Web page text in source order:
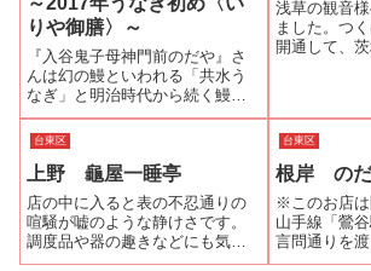
1350円の「う...
うな丼、鳥
りや御膳〉～
『入谷鬼子母神門前のだや』さ
んは幻の鰻といわれる「共水う
なぎ」と明治時代から続く鰻の
名産地・三河一色の「兼光淡水
魚」の活鰻を使用している。そ
の『入谷鬼子母神門前のだや』
さんが使用している2大ブランド
の鰻が味わえる復刻新商品〈い
りや御膳〉が新...
浅草の観音
ました。つ
開通して、
地下鉄の浅
いて浅草国
ホテルに変わ
台東区
上野 龜屋一睡亭
店の中に入ると表の不忍通りの
喧騒が嘘のような静けさです。
調度品や器の趣きなどにも気が
配られ、落ち着いた雰囲気の中
台東区
根岸 の
※このお店
山手線「鶯
言問通りを
進みます。